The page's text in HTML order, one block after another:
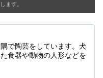
ます。
で陶芸をしています。犬
食器や動物の人形などを